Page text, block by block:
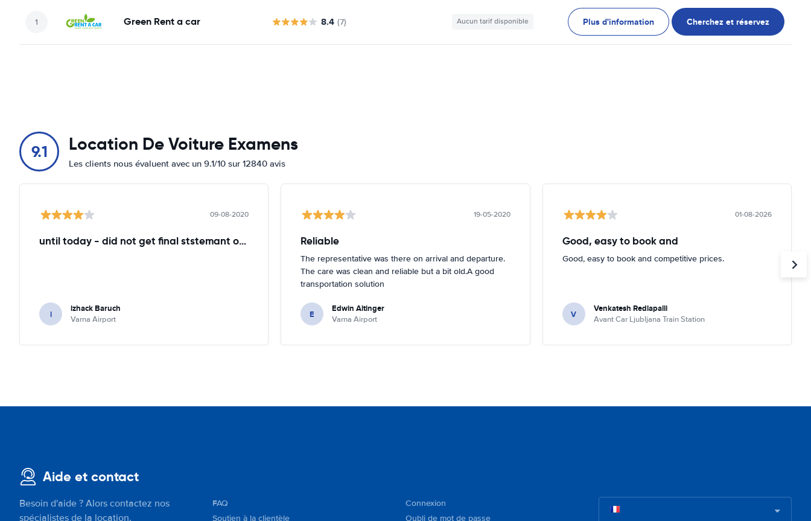
Green Rent a car 8.4 (7) Aucun tarif disponible Plus d'information Cherchez et réservez
9.1 Location De Voiture Examens
Les clients nous évaluent avec un 9.1/10 sur 12840 avis
09-08-2020
until today - did not get final ststemant of the rent !!
i izhack Baruch
Varna Airport
19-05-2020
Reliable
The representative was there on arrival and departure.
The care was clean and reliable but a bit old.A good
transportation solution
E Edwin Altinger
Varna Airport
01-08-2026
Good, easy to book and
Good, easy to book and competitive prices.
V Venkatesh Redlapalli
Avant Car Ljubljana Train Station
Aide et contact
Besoin d'aide ? Alors contactez nos
spécialistes de la location.
FAQ
Soutien à la clientèle
Connexion
Oubli de mot de passe